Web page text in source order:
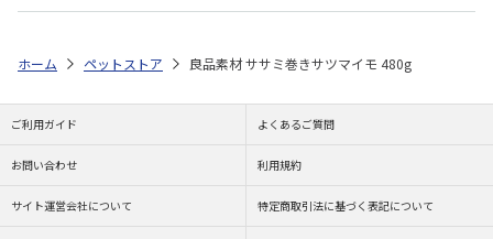
ホーム ペットストア 良品素材 ササミ巻きサツマイモ 480g
ご利用ガイド よくあるご質問
お問い合わせ 利用規約
サイト運営会社について 特定商取引法に基づく表記について